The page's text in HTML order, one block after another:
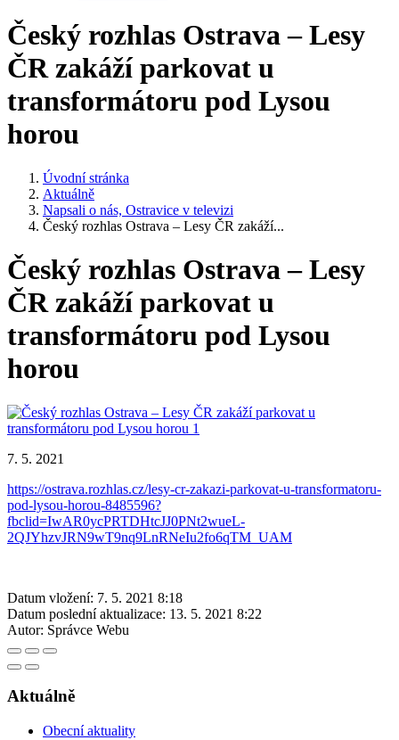
Český rozhlas Ostrava – Lesy
ČR zakáží parkovat u
transformátoru pod Lysou
horou
Úvodní stránka
Aktuálně
Napsali o nás, Ostravice v televizi
Český rozhlas Ostrava – Lesy ČR zakáží...
Český rozhlas Ostrava – Lesy
ČR zakáží parkovat u
transformátoru pod Lysou
horou
7. 5. 2021
https://ostrava.rozhlas.cz/lesy-cr-zakazi-parkovat-u-transformatoru-
pod-lysou-horou-8485596?
fbclid=IwAR0ycPRTDHtcJJ0PNt2wueL-
2QJYhzvJRN9wT9nq9LnRNeIu2fo6qTM_UAM
Datum vložení: 7. 5. 2021 8:18
Datum poslední aktualizace: 13. 5. 2021 8:22
Autor: Správce Webu
Aktuálně
Obecní aktuality